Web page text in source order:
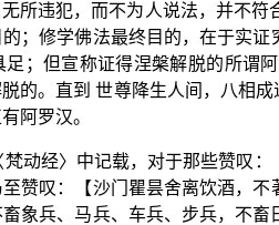
所违犯，而不为人说法，并不
；修学佛法最终目的，在于实
；但宣称证得涅槃解脱的所谓
的。直到 世尊降生人间，八相
阿罗汉。
动经〉中记载，对于那些赞叹
赞叹：【沙门瞿昙舍离饮酒，
象兵、马兵、车兵、步兵，不